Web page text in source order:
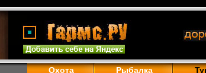
Охота Рыбалка